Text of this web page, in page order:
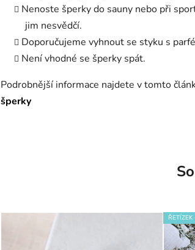
Nenoste šperky do sauny nebo při
jim nesvědčí.
Doporučujeme vyhnout se styku s
Není vhodné se šperky spát.
Podrobnější informace najdete v tomto
šperky
ŘETÍZEK